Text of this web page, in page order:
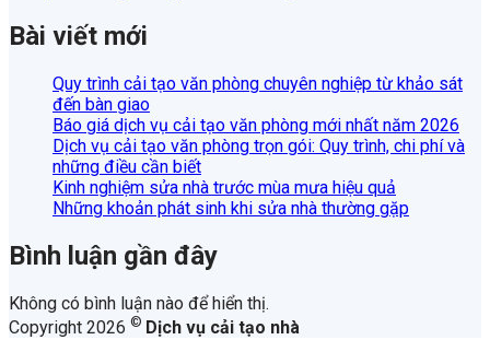
Bài viết mới
Quy trình cải tạo văn phòng chuyên nghiệp từ khảo sát
đến bàn giao
Báo giá dịch vụ cải tạo văn phòng mới nhất năm 2026
Dịch vụ cải tạo văn phòng trọn gói: Quy trình, chi phí và
những điều cần biết
Kinh nghiệm sửa nhà trước mùa mưa hiệu quả
Những khoản phát sinh khi sửa nhà thường gặp
Bình luận gần đây
Không có bình luận nào để hiển thị.
Copyright 2026 © Dịch vụ cải tạo nhà